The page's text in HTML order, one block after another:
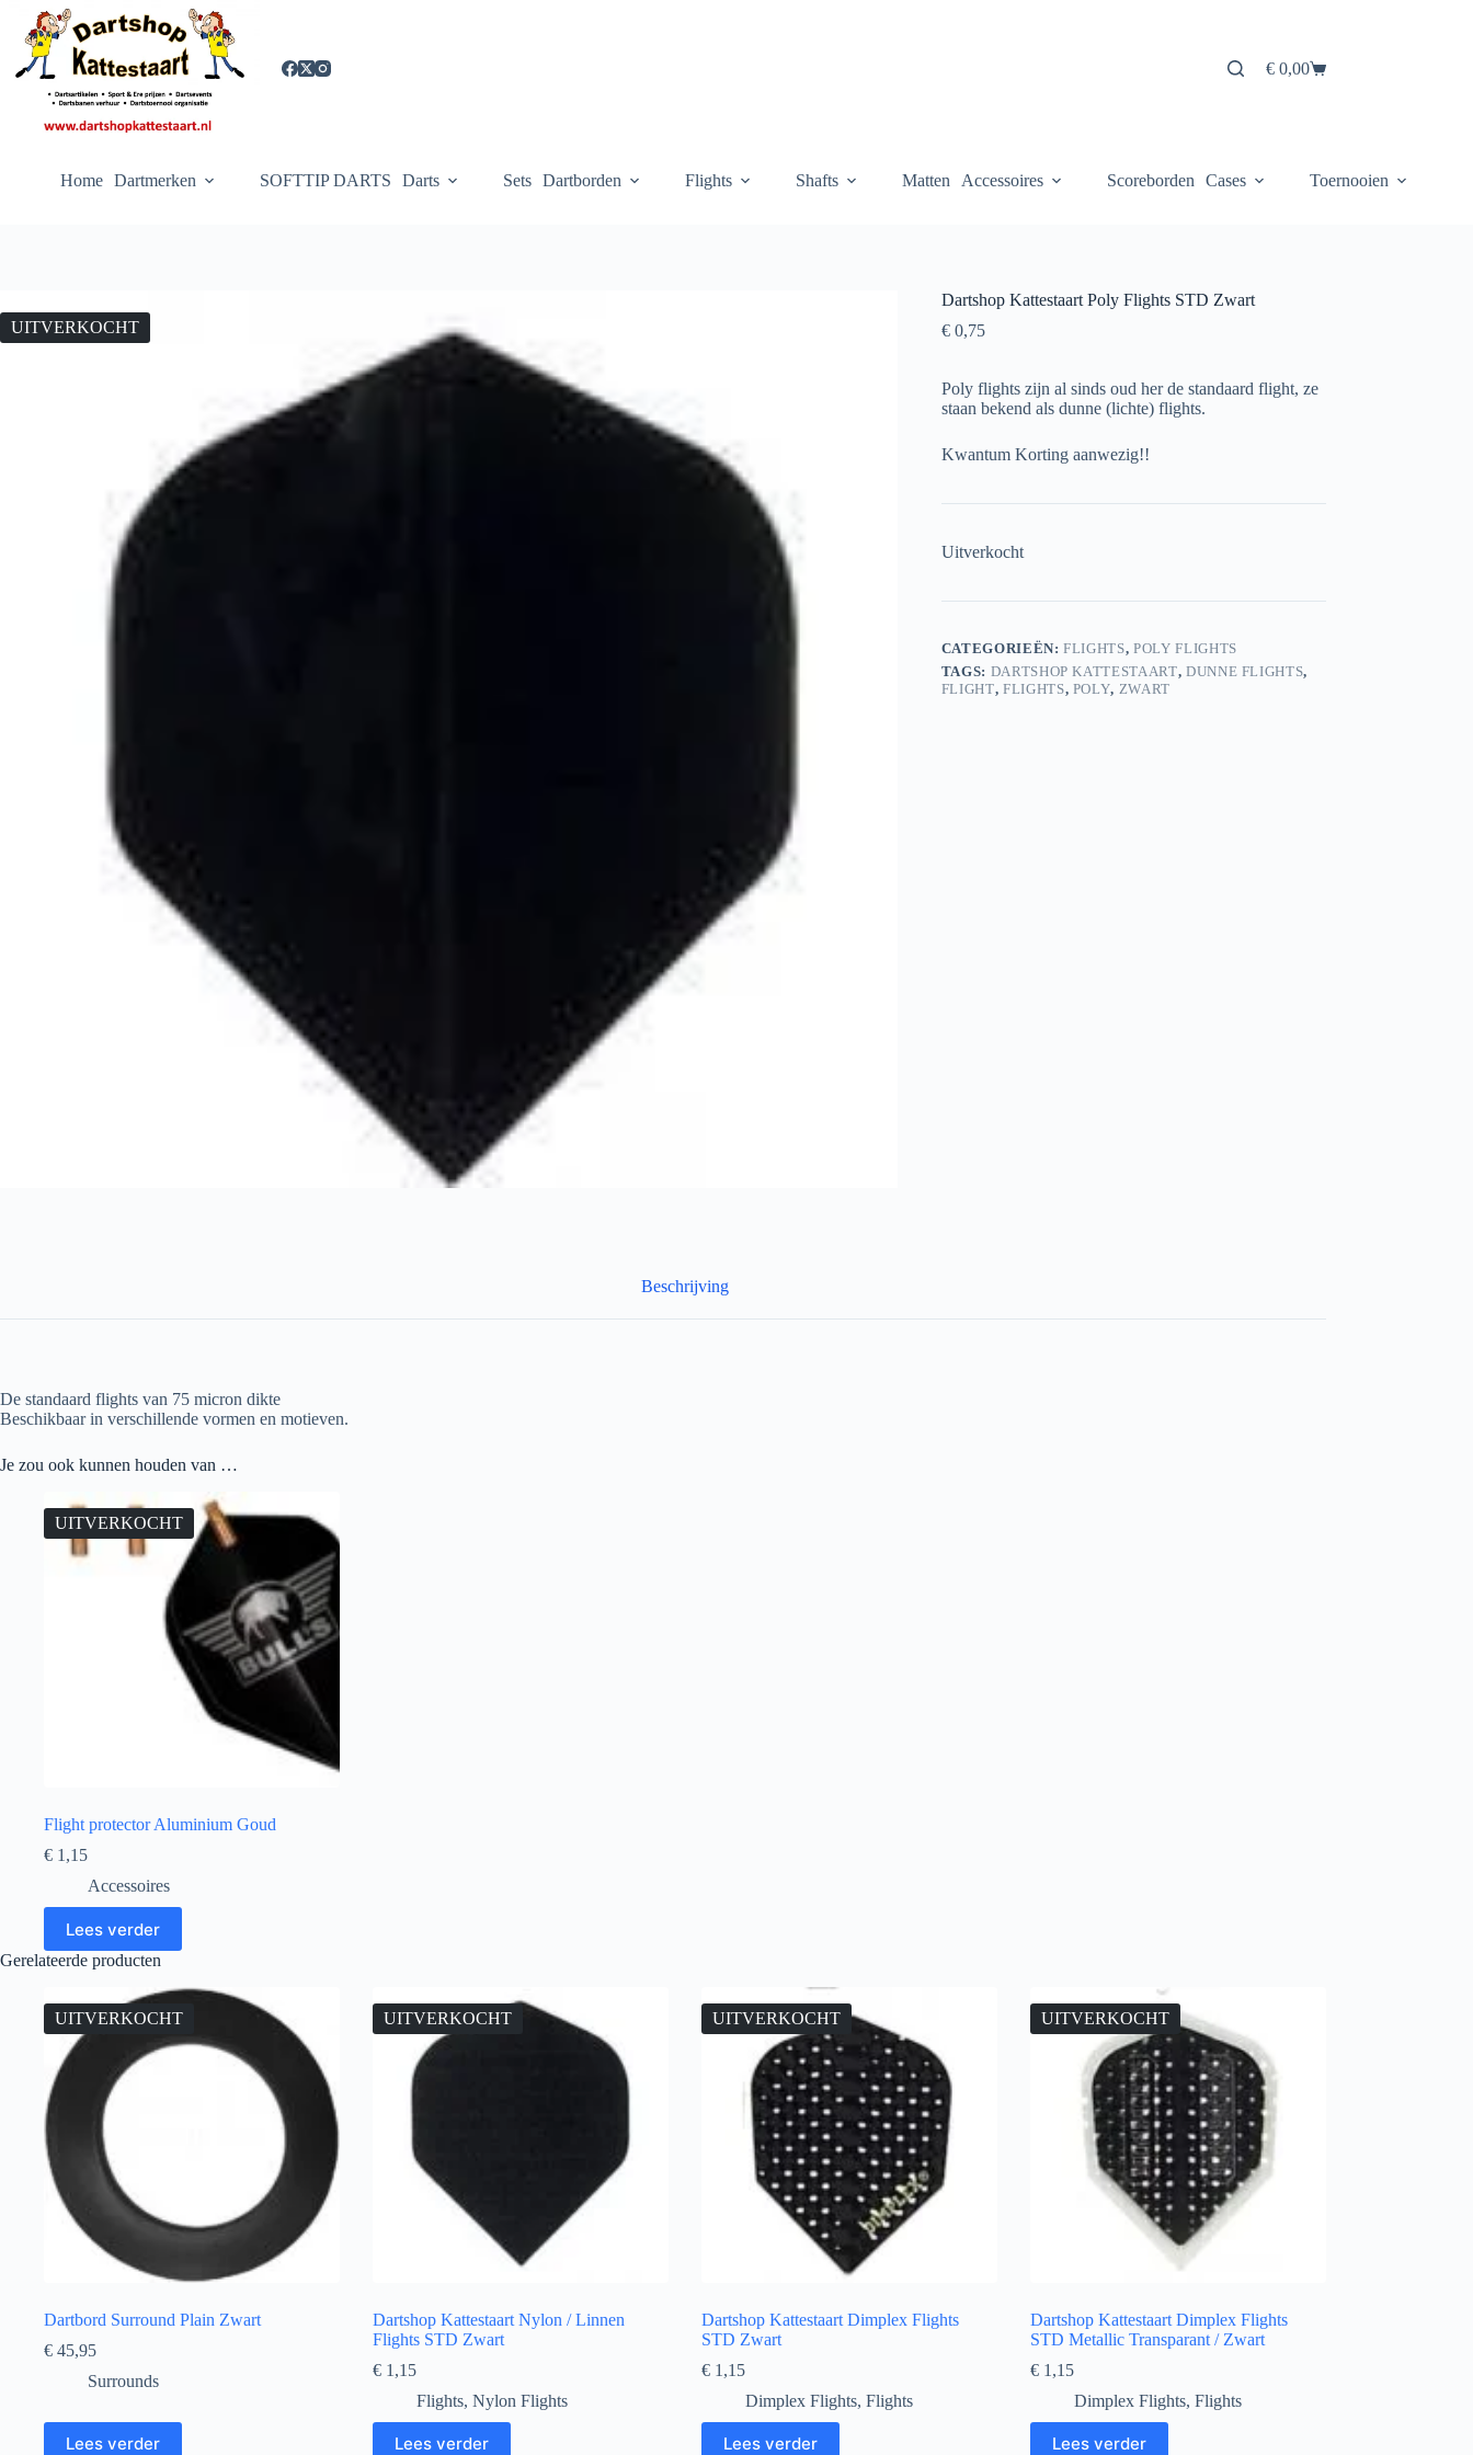
inhoud
Winkelwagen
€0,00
Home Dartmerken SOFTTIP DARTS Darts Sets Dartborden Flights Shafts Matten Accessoires Scoreborden Cases Toernooien
UITVERKOCHT
Dartshop Kattestaart Poly Flights STD Zwart
€0,75
Poly flights zijn al sinds oud her de standaard flight, ze
staan bekend als dunne (lichte) flights.
Kwantum Korting aanwezig!!
Uitverkocht
CATEGORIEËN:FLIGHTS,POLY FLIGHTS
TAGS: DARTSHOP KATTESTAART, DUNNE FLIGHTS,
FLIGHT, FLIGHTS, POLY, ZWART
Beschrijving
De standaard flights van 75 micron dikte
Beschikbaar in verschillende vormen en motieven.
Je zou ook kunnen houden van …
UITVERKOCHT
Flight protector Aluminium Goud
€ 1,15
Accessoires
Lees verder
Gerelateerde producten
UITVERKOCHT
Dartbord Surround Plain Zwart
€ 45,95
Surrounds
Lees verder
UITVERKOCHT
Dartshop Kattestaart Nylon / Linnen
Flights STD Zwart
€1,15
Flights, Nylon Flights
Lees verder
UITVERKOCHT
Dartshop Kattestaart Dimplex Flights
STD Zwart
€1,15
Dimplex Flights, Flights
Lees verder
UITVERKOCHT
Dartshop Kattestaart Dimplex Flights
STD Metallic Transparant / Zwart
€1,15
Dimplex Flights, Flights
Lees verder